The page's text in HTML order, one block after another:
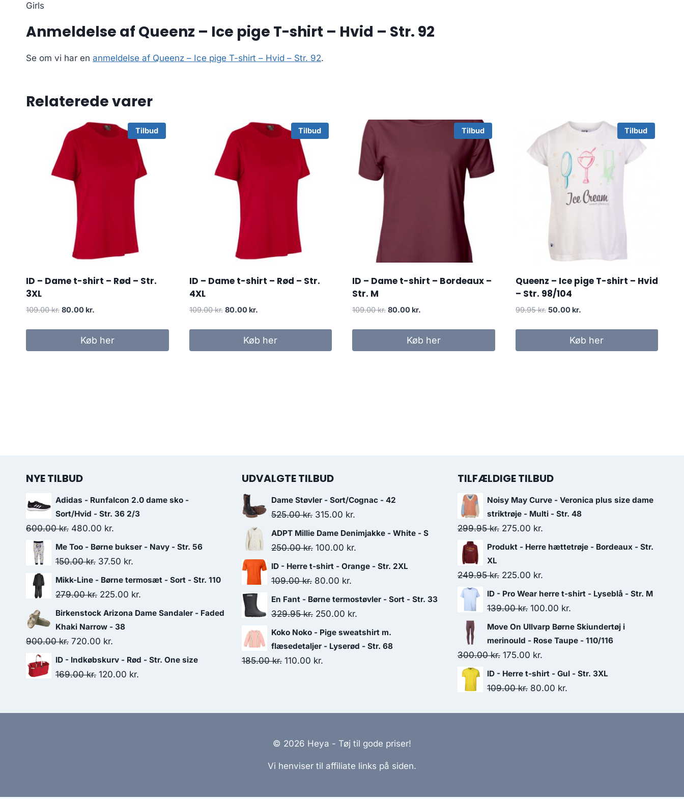
Girls
Anmeldelse af Queenz – Ice pige T-shirt – Hvid – Str. 92
Se om vi har en anmeldelse af Queenz – Ice pige T-shirt – Hvid – Str. 92.
Relaterede varer
Tilbud
ID – Dame t-shirt – Rød – Str.
3XL
109.00kr. Original
109.00 kr..
80.00 kr.
80.00 kr..
Køb her
Tilbud
ID – Dame t-shirt – Rød – Str.
4XL
109.00kr. Original
109.00 kr..
80.00 kr.Current
80.00 kr..
Køb her
Tilbud
ID – Dame t-shirt – Bordeaux –
Str. M
109.00kr. Original
109.00 kr..
80.00 kr.
80.00 kr..
Køb her
Tilbud
Queenz – Ice pige T-shirt – Hvid
– Str. 98/104
99.95kr. Original
99.95 kr..
50.00 kr.Current
50.00 kr..
Køb her
NYE TILBUD
Adidas - Runfalcon 2.0 dame sko -
Sort/Hvid - Str. 36 2/3
600.00kr. Original
price
was:
480.00 kr.
price
is:
Me Too - Børne bukser - Navy - Str. 56
150.00kr. Original
price
was:
37.50 kr.
price
is:
Mikk-Line - Børne termosæt - Sort - Str. 110
279.00kr. Original
price
was:
279.00 kr..
225.00 kr.
price
Birkenstock Arizona Dame Sandaler - Faded
Khaki Narrow - 38
900.00kr. Original
price
was:
720.00 kr.
price
is:
ID - Indkøbskurv - Rød - Str. One size
169.00kr. Original
120.00 kr.
UDVALGTE TILBUD
Dame Støvler - Sort/Cognac - 42
525.00kr. Original
price
was:
315.00 kr.
price
ADPT Millie Dame Denimjakke - White - S
250.00kr. Original
price
was:
100.00 kr.
price
ID - Herre t-shirt - Orange - Str. 2XL
109.00kr. Original
price
was:
80.00 kr.
price
is:
En Fant - Børne termostøvler - Sort - Str. 33
329.95kr. Original
price
was:
329.95 kr..
250.00 kr.
price
is:
Koko Noko - Pige sweatshirt m.
flæsedetaljer - Lyserød - Str. 68
185.00kr. Original
110.00 kr.
TILFÆLDIGE TILBUD
Noisy May Curve - Veronica plus size dame
striktrøje - Multi - Str. 48
299.95kr. Original
price
299.95 kr..
275.00 kr.
price
Produkt - Herre hættetrøje - Bordeaux - Str.
XL
249.95kr. Original
price
was:
225.00 kr.
price
is:
ID - Pro Wear herre t-shirt - Lyseblå - Str. M
139.00kr. Original
price
was:
139.00 kr..
100.00 kr.
price
is:
Move On Ullvarp Børne Skiundertøj i
merinould - Rose Taupe - 110/116
300.00kr. Original
price
was:
175.00 kr.
price
is:
ID - Herre t-shirt - Gul - Str. 3XL
109.00kr. Original
80.00 kr.
© 2026 Heya - Tøj til gode priser!
Vi henviser til affiliate links på siden.